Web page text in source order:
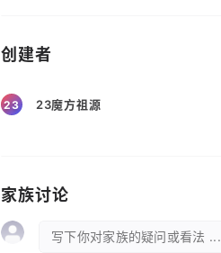
创建者
23 23魔方祖源
家族讨论
写下你对家族的疑问或看法 ...